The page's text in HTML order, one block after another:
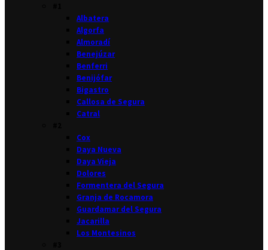
Albatera
Algorfa
Almoradí
Benejúzar
Benferri
Benijófar
Bigastro
Callosa de Segura
Catral
Cox
Daya Nueva
Daya Vieja
Dolores
Formentera del Segura
Granja de Rocamora
Guardamar del Segura
Jacarilla
Los Montesinos